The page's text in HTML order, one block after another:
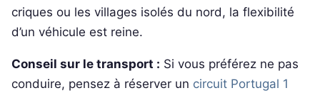
criques ou les villages isolés du nord, la flexibilité
d’un véhicule est reine.
Conseil sur le transport : Si vous préférez ne pas
conduire, pensez à réserver un circuit Portugal 1